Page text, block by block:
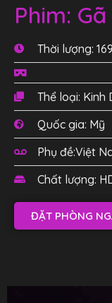
Phim:
Thời lượng:
Thể loại: Kinh
Quốc gia: Mỹ
Phụ đề:Việt
Chất lượng:
ĐẶT PHÒNG